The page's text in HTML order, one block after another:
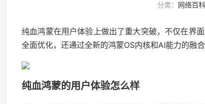
分类： 网络百科
纯血鸿蒙在用户体验上做出了重大突破，不仅在界
全面优化，还通过全新的鸿蒙OS内核和AI能力的融
纯血鸿蒙的用户体验怎么样